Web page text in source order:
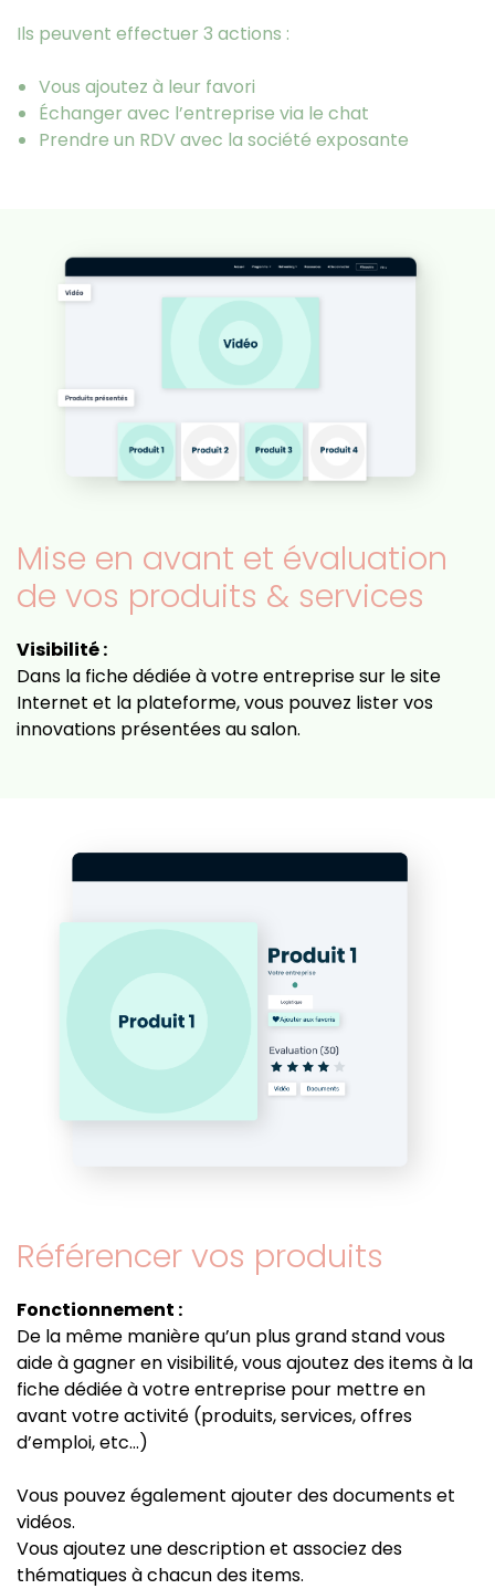
Ils peuvent effectuer 3 actions :
Vous ajoutez à leur favori
Échanger avec l’entreprise via le chat
Prendre un RDV avec la société exposante
Mise en avant et évaluation
de vos produits & services
Visibilité :
Dans la fiche dédiée à votre entreprise sur le site
Internet et la plateforme, vous pouvez lister vos
innovations présentées au salon.
Référencer vos produits
Fonctionnement :
De la même manière qu’un plus grand stand vous
aide à gagner en visibilité, vous ajoutez des items à la
fiche dédiée à votre entreprise pour mettre en
avant votre activité (produits, services, offres
d’emploi, etc…)
Vous pouvez également ajouter des documents et
vidéos.
Vous ajoutez une description et associez des
thématiques à chacun des items.